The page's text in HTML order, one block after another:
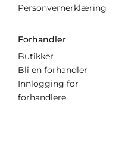
Personvernerklæring
Forhandler
Butikker
Bli en forhandler
Innlogging for
forhandlere